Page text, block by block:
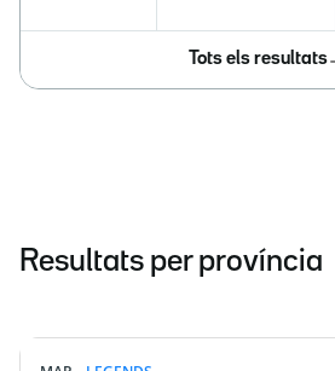
Tots els resultats
Resultats per província